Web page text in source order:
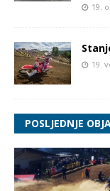
19.
19.
POSLJEDNJE